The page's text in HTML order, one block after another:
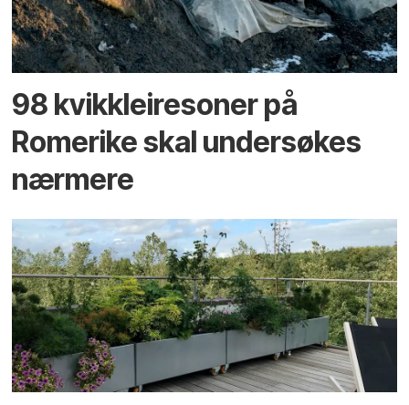
98 kvikkleiresoner på
Romerike skal undersøkes
nærmere